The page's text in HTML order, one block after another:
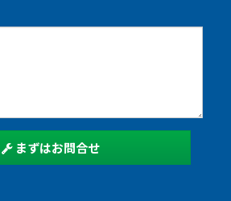
まずはお問合せ